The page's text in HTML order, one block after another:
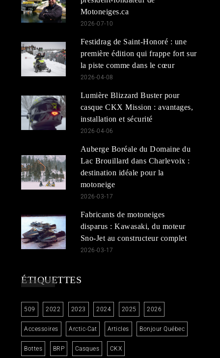
Motoneiges.ca
2026-07-10
Festidrag de Saint-Honoré : une
première édition qui frappe fort sur
la piste comme dans le cœur
2026-04-08
Lumière Blizzard Buster pour
casque CKX Mission : avantages,
installation et sécurité
2026-04-06
Auberge Boréale du Domaine du
Lac Brouillard dans Charlevoix :
destination idéale pour la
motoneige
2026-03-17
Fabricants de motoneiges
disparus : Kawasaki, du moteur
Sno-Jet au constructeur complet
2026-03-17
ÉTIQUETTES
509 2022 2023 2024 2025 2026
Accessoires Arctic-Cat Articles Bonjour Québec
Bottes BRP Casques CKX